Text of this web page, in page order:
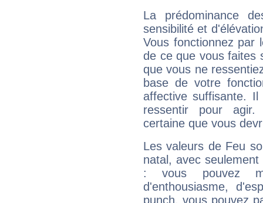
La prédominance
sensibilité et
Vous fonctionnez
de ce que vous faites
que vous ne
base de votre
affective suffisante.
ressentir pour agir.
certaine que vous
Les valeurs de Feu
natal, avec
: vous pouvez
d'enthousiasme,
punch, vous pouvez